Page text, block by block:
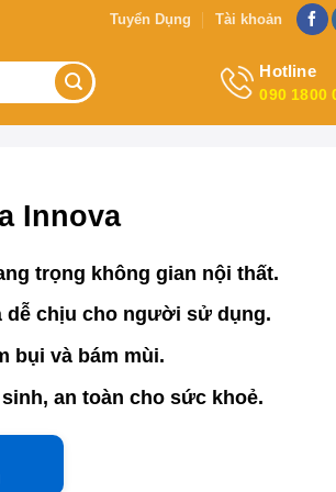
Tuyển Dụng Tài khoản
Hotline
090 1800
Innova
trọng không gian nội thất.
dễ chịu cho người sử dụng.
bụi và bám mùi.
an toàn cho sức khoẻ.